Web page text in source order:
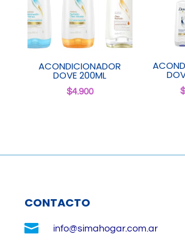
ACONDICIONADOR
DOVE 200ML
$4.900
CONTACTO
 info@simahogar.com.ar